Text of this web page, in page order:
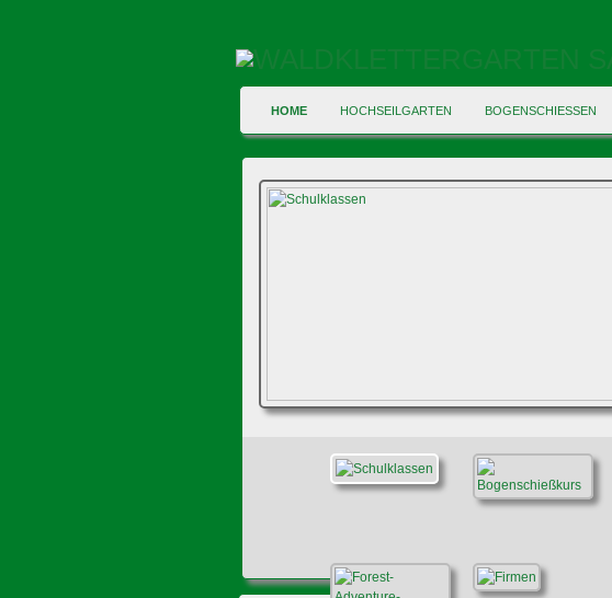
HOME HOCHSEILGARTEN BOGENSCHIESSEN